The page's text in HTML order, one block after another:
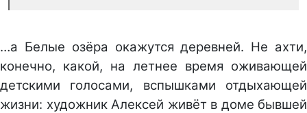
…а Белые озёра окажутся деревней. Не ахти,
конечно, какой, на летнее время оживающей
детскими голосами, вспышками отдыхающей
жизни: художник Алексей живёт в доме бывшей